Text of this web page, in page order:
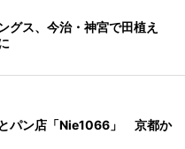
グス、今治・神宮で田植え
パン店「Nie1066」 京都か